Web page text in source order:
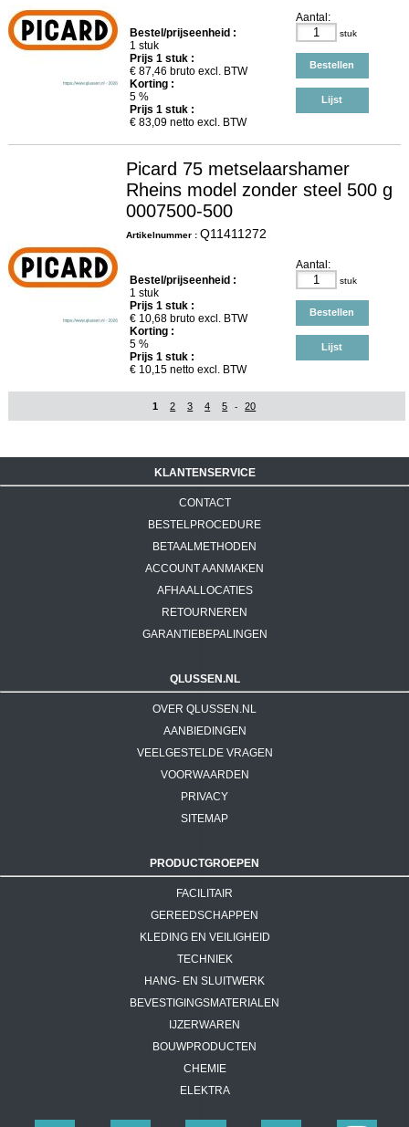
Bestel/prijseenheid :
1 stuk
Prijs 1stuk :
€ 87,46 bruto excl. BTW
Korting :
5 %
Prijs 1stuk :
€ 83,09netto excl. BTW
Aantal:
stuk
Bestellen
Lijst
Picard 75 metselaarshamer
Rheins model zonder steel 500 g
0007500-500
Artikelnummer : Q11411272
Bestel/prijseenheid :
1 stuk
Prijs 1stuk :
€ 10,68bruto excl. BTW
Korting :
5 %
Prijs 1stuk :
€ 10,15netto excl. BTW
Aantal:
stuk
Bestellen
Lijst
1 2 3 4 5 - 20
KLANTENSERVICE
CONTACT
BESTELPROCEDURE
BETAALMETHODEN
ACCOUNT AANMAKEN
AFHAALLOCATIES
RETOURNEREN
GARANTIEBEPALINGEN
QLUSSEN.NL
OVER QLUSSEN.NL
AANBIEDINGEN
VEELGESTELDE VRAGEN
VOORWAARDEN
PRIVACY
SITEMAP
PRODUCTGROEPEN
FACILITAIR
GEREEDSCHAPPEN
KLEDING EN VEILIGHEID
TECHNIEK
HANG- EN SLUITWERK
BEVESTIGINGSMATERIALEN
IJZERWAREN
BOUWPRODUCTEN
CHEMIE
ELEKTRA